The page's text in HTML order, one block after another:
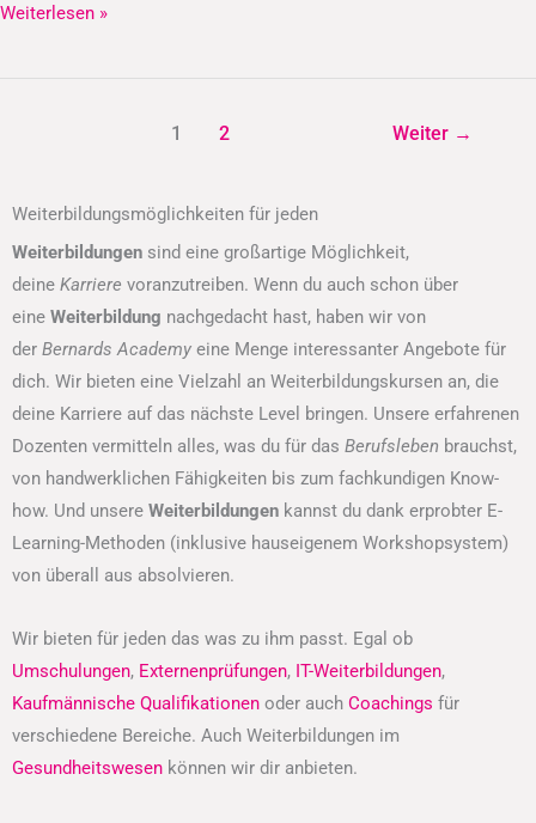
Weiterlesen »
1 2 Weiter →
Weiterbildungsmöglichkeiten für jeden
Weiterbildungen sind eine großartige Möglichkeit,
deine Karriere voranzutreiben. Wenn du auch schon über
eine Weiterbildung nachgedacht hast, haben wir von
der Bernards Academy eine Menge interessanter Angebote für
dich. Wir bieten eine Vielzahl an Weiterbildungskursen an, die
deine Karriere auf das nächste Level bringen. Unsere erfahrenen
Dozenten vermitteln alles, was du für das Berufsleben brauchst,
von handwerklichen Fähigkeiten bis zum fachkundigen Know-
how. Und unsere Weiterbildungen kannst du dank erprobter E-
Learning-Methoden (inklusive hauseigenem Workshopsystem)
von überall aus absolvieren.
Wir bieten für jeden das was zu ihm passt. Egal ob
Umschulungen, Externenprüfungen, IT-Weiterbildungen,
Kaufmännische Qualifikationen oder auch Coachings für
verschiedene Bereiche. Auch Weiterbildungen im
Gesundheitswesen können wir dir anbieten.